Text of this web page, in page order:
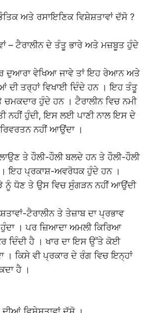
ਅਤੇ ਰਸਾਇਣਿਕ ਵਿਸ਼ੇਸ਼ਤਾਵਾਂ ਦੱਸੋ ?
– ਟੈਰਾਲੀਨ ਦੇ ਤੰਤੂ ਭਾਰੇ ਅਤੇ ਮਜ਼ਬੂਤ ਹੁੰਦੇ
ਦੁਆਰਾ ਵੇਖਿਆ ਜਾਵੇ ਤਾਂ ਇਹ ਰੇਆਨ ਅਤੇ
ਦੀ ਤਰ੍ਹਾਂ ਵਿਖਾਈ ਦਿੰਦੇ ਹਨ । ਇਹ ਤੰਤੂ
ਹੁੰਦੇ ਹਨ । ਟੈਰਾਲੀਨ ਵਿਚ ਨਮੀ
ਨਹੀਂ ਹੁੰਦੀ, ਇਸ ਲਈ ਪਾਣੀ ਨਾਲ ਇਸ ਦੇ
ਨਹੀਂ ਆਉਂਦਾ ।
ਤੇ ਹੌਲੀ-ਹੌਲੀ ਬਲਦੇ ਹਨ ਤੇ ਹੌਲੀ-ਹੌਲੀ
। ਇਹ ਪ੍ਰਕਾਸ਼-ਅਵਰੋਧਕ ਹੁੰਦੇ ਹਨ ।
ਨੂੰ ਧੋਣ ਤੇ ਉਸ ਵਿਚ ਸੁੰਗੜਨ ਨਹੀਂ ਆਉਂਦੀ
ਟੈਰਾਲੀਨ ਤੇ ਤੇਜ਼ਾਬ ਦਾ ਪ੍ਰਭਾਵ
ਹੁੰਦਾ । ਪਰ ਜ਼ਿਆਦਾ ਅਮਲੀ ਕਿਰਿਆ
ਦਿੰਦੀ ਹੈ । ਖਾਰ ਦਾ ਇਸ ਉੱਤੇ ਕੋਈ
। ਕਿਸੇ ਵੀ ਪ੍ਰਕਾਰ ਦੇ ਰੰਗ ਵਿਚ ਇਨ੍ਹਾਂ
ਹੈ ।